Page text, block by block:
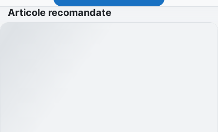
Articole recomandate